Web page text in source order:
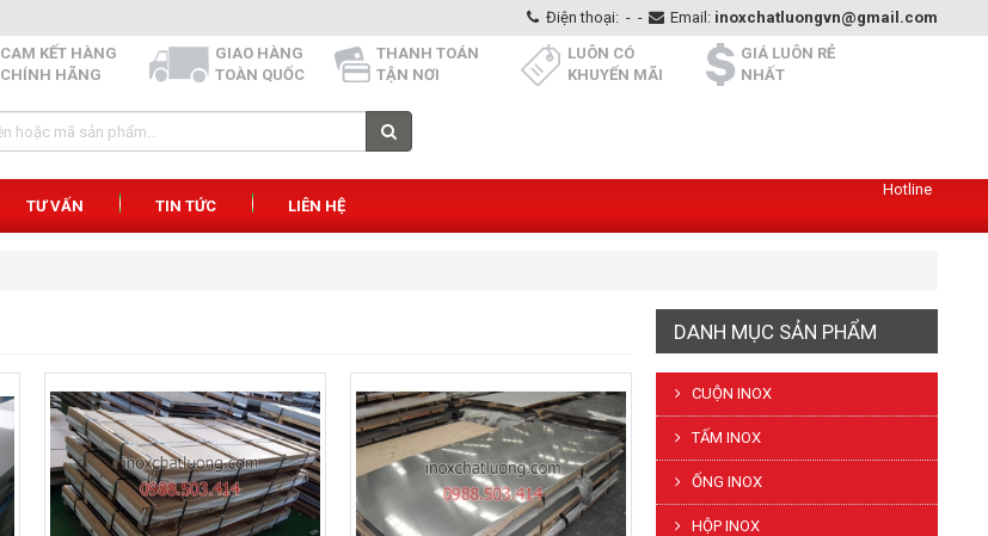
Điện thoại: - - Email: inoxchatluongvn@gmail.com
CAM KẾT HÀNG
CHÍNH HÃNG
GIAO HÀNG
TOÀN QUỐC
THANH TOÁN
TẬN NƠI
LUÔN CÓ
KHUYẾN MÃI
GIÁ LUÔN RẺ
NHẤT
TƯ VẤN TIN TỨC LIÊN HỆ
Hotline
DANH MỤC SẢN PHẨM
CUỘN INOX
TẤM INOX
ỐNG INOX
HỘP INOX